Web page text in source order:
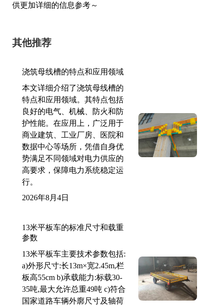
供更加详细的信息参考～
其他推荐
浇筑母线槽的特点和应用领域
本文详细介绍了浇筑母线槽的
特点和应用领域。其特点包括
良好的电气、机械、防火和防
护性能。在应用上，广泛用于
商业建筑、工业厂房、医院和
数据中心等场所，凭借自身优
势满足不同领域对电力供应的
高要求，保障电力系统稳定运
行。
2026年8月4日
13米平板车的标准尺寸和载重
参数
13米平板车主要技术参数包括:
a)外形尺寸:长13m×宽2.45m,栏
板高55cm b)承载能力:标载30-
35吨,最大允许总重49吨 c)符合
国家道路车辆外廓尺寸及轴荷